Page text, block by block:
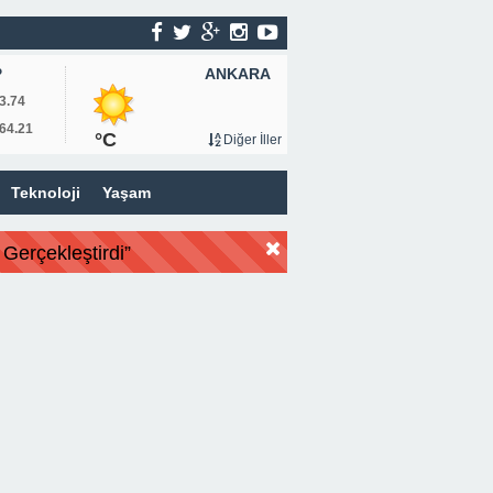
ANKARA
°C Diğer İller
Teknoloji Yaşam